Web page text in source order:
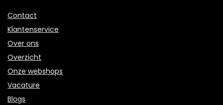
Contact
Klantenservice
Over ons
Overzicht
Onze webshops
Vacature
Blogs